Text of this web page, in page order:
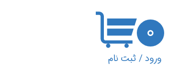
ورود/ ثبت نام
۰